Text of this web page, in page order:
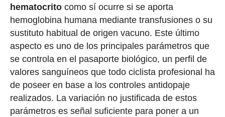
hematocritocomo sí ocurre si se aporta
hemoglobina humana mediante transfusiones o su
sustituto habitual de origen vacuno. Este último
aspecto es uno de los principales parámetros que
se controla en el pasaporte biológico, un perfil de
valores sanguíneos que todo ciclista profesional ha
de poseer en base a los controles antidopaje
realizados. La variación no justificada de estos
parámetros es señal suficiente para poner a un